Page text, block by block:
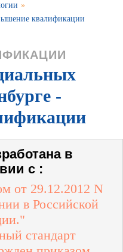
»
квалификации
-
в
с :
от 29.12.2012 N
в Российской
стандарт